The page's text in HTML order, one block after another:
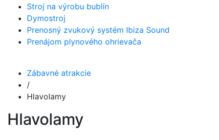
Stroj na výrobu bublín
Dymostroj
Prenosný zvukový systém Ibiza Sound
Prenájom plynového ohrievača
Zábavné atrakcie
/
Hlavolamy
Hlavolamy